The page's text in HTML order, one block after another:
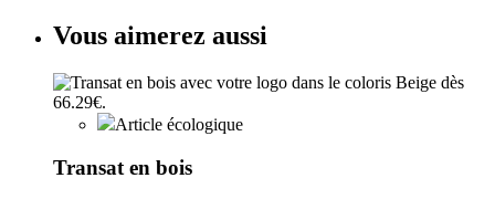
Vous aimerez aussi
Article écologique
Transat en bois